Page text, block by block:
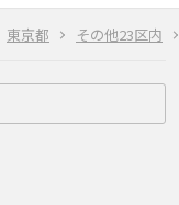
東京都 その他23区内